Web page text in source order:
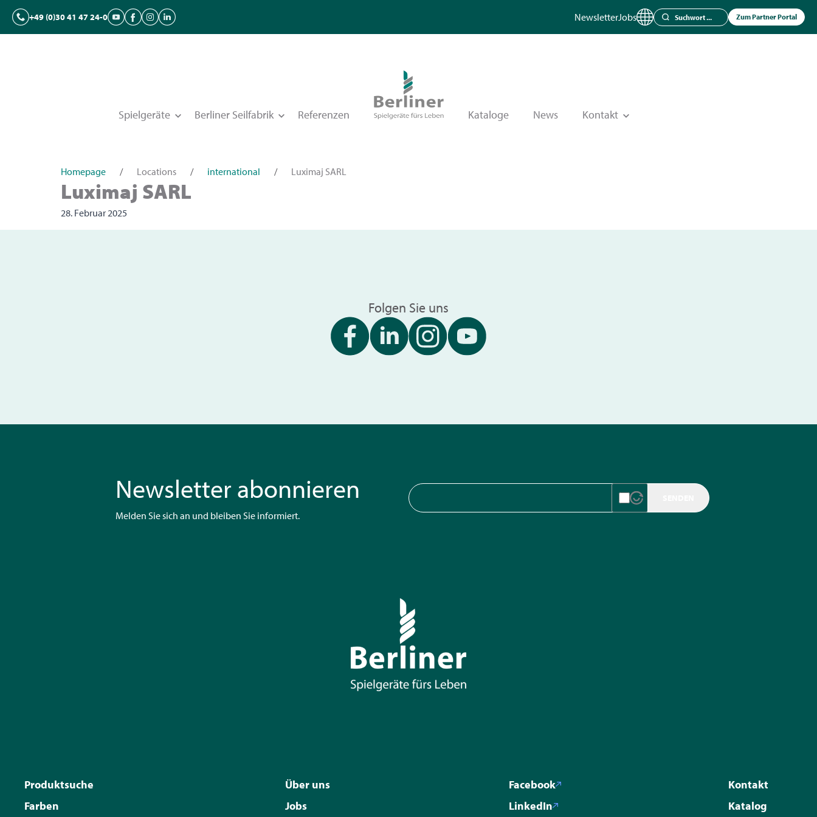
+49 (0)30 41 47 24-0 NewsletterJobs Zum Partner Portal
Spielgeräte Berliner Seilfabrik Referenzen Kataloge News Kontakt
Homepage / Locations / international / Luximaj SARL
Luximaj SARL
28. Februar 2025
Folgen Sie uns
Newsletter abonnieren
Melden Sie sich an und bleiben Sie informiert.
Produktsuche
Farben
Über uns
Jobs
Facebook
LinkedIn
Kontakt
Katalog